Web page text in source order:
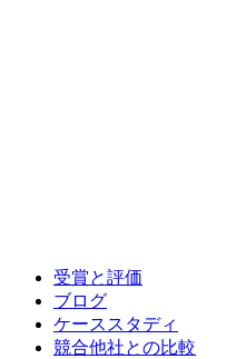
受賞と評価
ブログ
ケーススタディ
競合他社との比較